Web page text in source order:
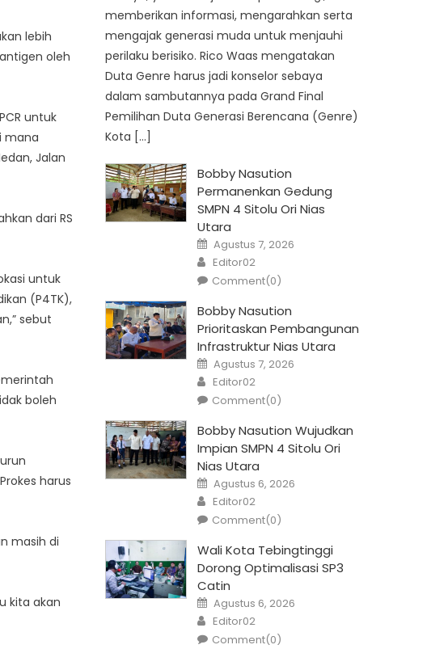
lebih
oleh
untuk
mana
Jalan
dari RS
untuk
(P4TK),
sebut
boleh
harus
masih di
kita akan
memberikan informasi, mengarahkan serta
mengajak generasi muda untuk menjauhi
perilaku berisiko. Rico Waas mengatakan
Duta Genre harus jadi konselor sebaya
dalam sambutannya pada Grand Final
Pemilihan Duta Generasi Berencana (Genre)
Kota […]
Bobby Nasution
Permanenkan Gedung
SMPN 4 Sitolu Ori Nias
Utara
Posted
on
Agustus 7, 2026
Author
Editor02
Comment(0)
Bobby Nasution
Prioritaskan Pembangunan
Infrastruktur Nias Utara
Posted
on
Agustus 7, 2026
Author
Editor02
Comment(0)
Bobby Nasution Wujudkan
Impian SMPN 4 Sitolu Ori
Nias Utara
Posted
on
Agustus 6, 2026
Author
Editor02
Comment(0)
Wali Kota Tebingtinggi
Dorong Optimalisasi SP3
Catin
Posted
on
Agustus 6, 2026
Author
Editor02
Comment(0)